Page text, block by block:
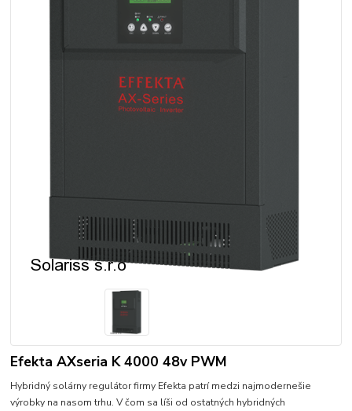
Efekta AXseria K 4000 48v PWM
Hybridný solárny regulátor firmy Efekta patrí medzi najmodernešie
výrobky na nasom trhu. V čom sa líši od ostatných hybridných